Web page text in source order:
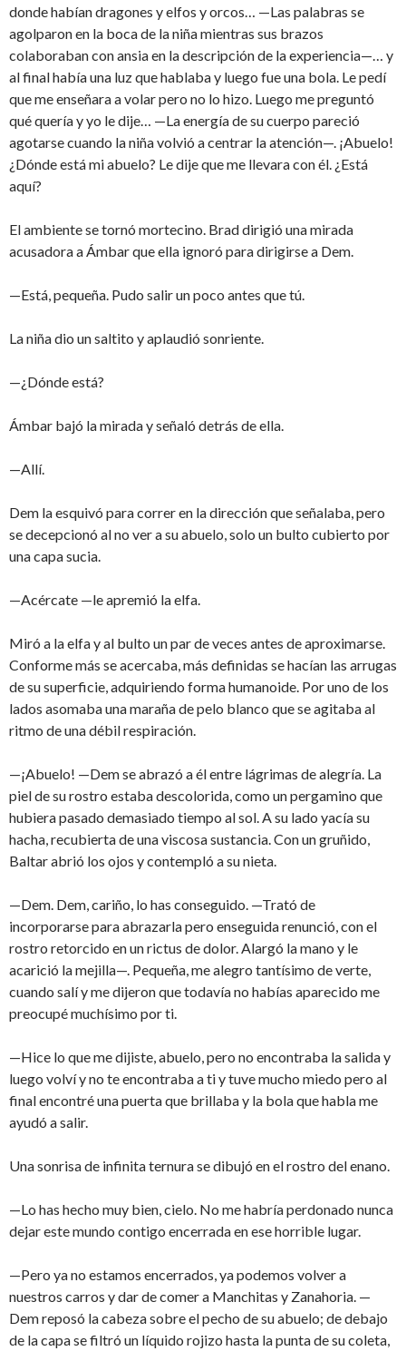
donde habían dragones y elfos y orcos… —Las palabras se
agolparon en la boca de la niña mientras sus brazos
colaboraban con ansia en la descripción de la experiencia—… y
al final había una luz que hablaba y luego fue una bola. Le pedí
que me enseñara a volar pero no lo hizo. Luego me preguntó
qué quería y yo le dije… —La energía de su cuerpo pareció
agotarse cuando la niña volvió a centrar la atención—. ¡Abuelo!
¿Dónde está mi abuelo? Le dije que me llevara con él. ¿Está
aquí?
El ambiente se tornó mortecino. Brad dirigió una mirada
acusadora a Ámbar que ella ignoró para dirigirse a Dem.
—Está, pequeña. Pudo salir un poco antes que tú.
La niña dio un saltito y aplaudió sonriente.
—¿Dónde está?
Ámbar bajó la mirada y señaló detrás de ella.
—Allí.
Dem la esquivó para correr en la dirección que señalaba, pero
se decepcionó al no ver a su abuelo, solo un bulto cubierto por
una capa sucia.
—Acércate —le apremió la elfa.
Miró a la elfa y al bulto un par de veces antes de aproximarse.
Conforme más se acercaba, más definidas se hacían las arrugas
de su superficie, adquiriendo forma humanoide. Por uno de los
lados asomaba una maraña de pelo blanco que se agitaba al
ritmo de una débil respiración.
—¡Abuelo! —Dem se abrazó a él entre lágrimas de alegría. La
piel de su rostro estaba descolorida, como un pergamino que
hubiera pasado demasiado tiempo al sol. A su lado yacía su
hacha, recubierta de una viscosa sustancia. Con un gruñido,
Baltar abrió los ojos y contempló a su nieta.
—Dem. Dem, cariño, lo has conseguido. —Trató de
incorporarse para abrazarla pero enseguida renunció, con el
rostro retorcido en un rictus de dolor. Alargó la mano y le
acarició la mejilla—. Pequeña, me alegro tantísimo de verte,
cuando salí y me dijeron que todavía no habías aparecido me
preocupé muchísimo por ti.
—Hice lo que me dijiste, abuelo, pero no encontraba la salida y
luego volví y no te encontraba a ti y tuve mucho miedo pero al
final encontré una puerta que brillaba y la bola que habla me
ayudó a salir.
Una sonrisa de infinita ternura se dibujó en el rostro del enano.
—Lo has hecho muy bien, cielo. No me habría perdonado nunca
dejar este mundo contigo encerrada en ese horrible lugar.
—Pero ya no estamos encerrados, ya podemos volver a
nuestros carros y dar de comer a Manchitas y Zanahoria. —
Dem reposó la cabeza sobre el pecho de su abuelo; de debajo
de la capa se filtró un líquido rojizo hasta la punta de su coleta,